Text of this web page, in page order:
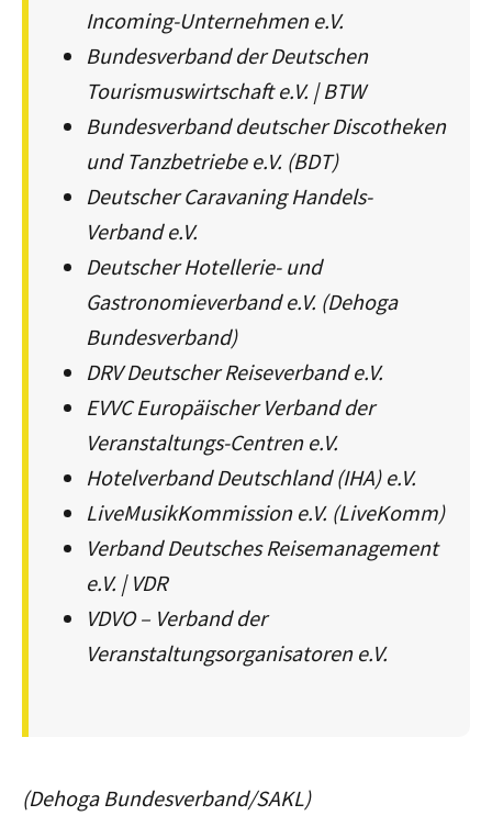
Incoming-Unternehmen e.V.
Bundesverband der Deutschen
Tourismuswirtschaft e.V. | BTW
Bundesverband deutscher Discotheken
und Tanzbetriebe e.V. (BDT)
Deutscher Caravaning Handels-
Verband e.V.
Deutscher Hotellerie- und
Gastronomieverband e.V. (Dehoga
Bundesverband)
DRV Deutscher Reiseverband e.V.
EVVC Europäischer Verband der
Veranstaltungs-Centren e.V.
Hotelverband Deutschland (IHA) e.V.
LiveMusikKommission e.V. (LiveKomm)
Verband Deutsches Reisemanagement
e.V. | VDR
VDVO – Verband der
Veranstaltungsorganisatoren e.V.
(Dehoga Bundesverband/SAKL)